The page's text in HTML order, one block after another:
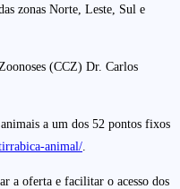
zonas Norte, Leste, Sul e
(CCZ) Dr. Carlos
a um dos 52 pontos fixos
animal/
a oferta e facilitar o acesso dos